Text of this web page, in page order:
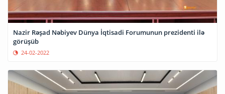
Nazir Rəşad Nəbiyev Dünya İqtisadi Forumunun prezidenti ilə
görüşüb
24-02-2022